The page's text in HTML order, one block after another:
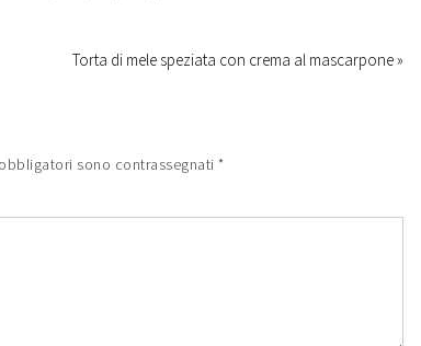
Torta di mele speziata con crema al mascarpone »
sono contrassegnati *